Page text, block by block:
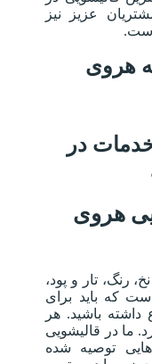
عزیز نیز
هروی
در
هروی
رنگ، تار و پود،
که باید برای
باشید. هر
ما در قالیشویی
توصیه شده